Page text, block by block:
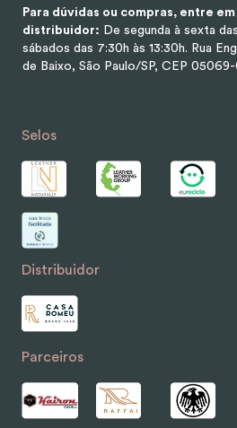
Para dúvidas ou compras, entre
distribuidor: De segunda à sexta
sábados das 7:30h às 13:30h. Rua
de Baixo, São Paulo/SP, CEP 05069-
Selos
Distribuidor
Parceiros